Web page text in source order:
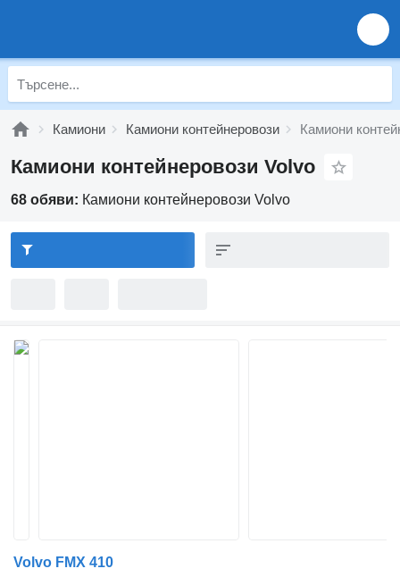
Камиони Камиони контейнеровози Камиони
Камиони контейнеровози Volvo
68 обяви: Камиони контейнеровози Volvo
Volvo FMX 410